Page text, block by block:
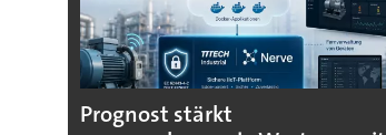
Prognost stärkt